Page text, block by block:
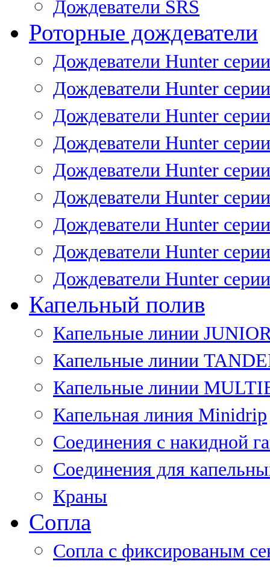
Дождеватели SRS
Роторные дождеватели
Дождеватели Hunter
Дождеватели Hunter
Дождеватели Hunter
Дождеватели Hunter
Дождеватели Hunter
Дождеватели Hunter
Дождеватели Hunter
Дождеватели Hunter
Дождеватели Hunter
Капельный полив
Капельные линии
Капельные линии
Капельные линии
Капельная линия Minidrip
Соединения с накидной
Соединения для
Краны
Сопла
Cопла с фиксированым